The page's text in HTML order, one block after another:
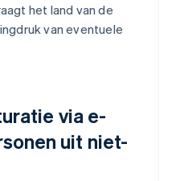
het land van de
van eventuele
via e-
uit niet-